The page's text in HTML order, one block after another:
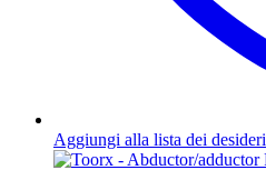
Aggiungi alla lista dei desideri